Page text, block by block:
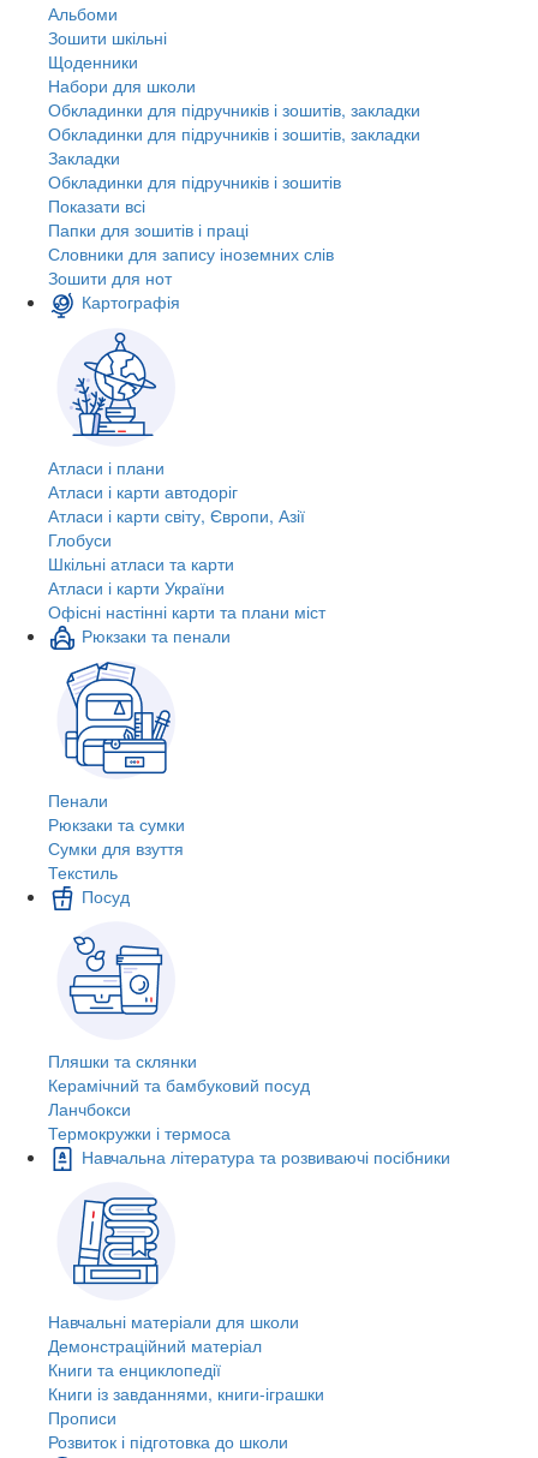
Альбоми
Зошити шкільні
Щоденники
Набори для школи
Обкладинки для підручників і зошитів, закладки
Обкладинки для підручників і зошитів, закладки
Закладки
Обкладинки для підручників і зошитів
Показати всі
Папки для зошитів і праці
Словники для запису іноземних слів
Зошити для нот
Картографія
Атласи і плани
Атласи і карти автодоріг
Атласи і карти світу, Європи, Азії
Глобуси
Шкільні атласи та карти
Атласи і карти України
Офісні настінні карти та плани міст
Рюкзаки та пенали
Пенали
Рюкзаки та сумки
Сумки для взуття
Текстиль
Посуд
Пляшки та склянки
Керамічний та бамбуковий посуд
Ланчбокси
Термокружки і термоса
Навчальна література та розвиваючі посібники
Навчальні матеріали для школи
Демонстраційний матеріал
Книги та енциклопедії
Книги із завданнями, книги-іграшки
Прописи
Розвиток і підготовка до школи